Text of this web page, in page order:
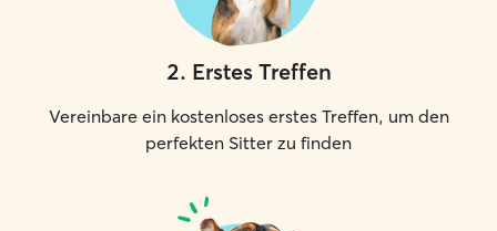
2. Erstes Treffen
Vereinbare ein kostenloses erstes Treffen, um den
perfekten Sitter zu finden